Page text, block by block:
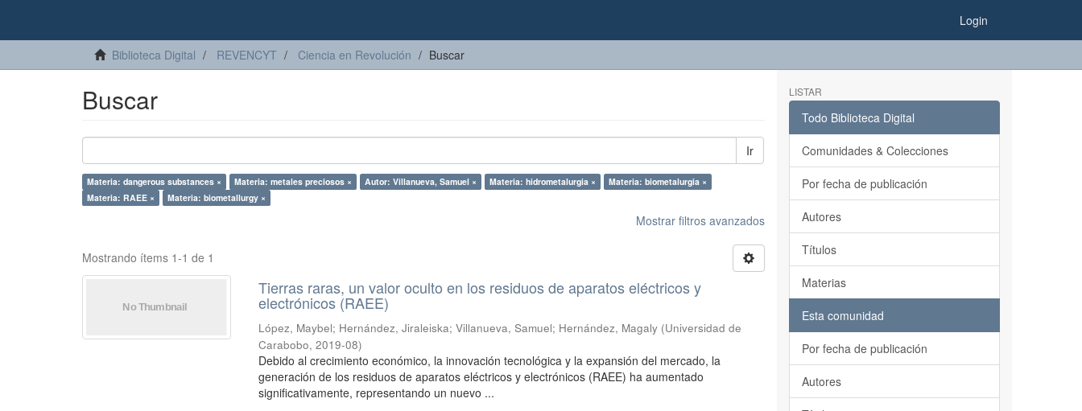
Login
Biblioteca Digital REVENCYT Ciencia en Revolución Buscar
Buscar
Ir
Materia: dangerous substances × Materia: metales preciosos × Autor: Villanueva, Samuel × Materia: hidrometalurgia ×
Materia: biometalurgia ×
Materia: RAEE ×
Materia: biometallurgy ×
Mostrar filtros avanzados
Mostrando ítems 1-1 de 1
Tierras raras, un valor oculto en los residuos de aparatos eléctricos y
electrónicos (RAEE)
López, Maybel; Hernández, Jiraleiska;Villanueva, Samuel; Hernández, Magaly (Universidad de
Carabobo,2019-08)
Debido al crecimiento económico, la innovación tecnológica y la expansión del mercado, la
generación de los residuos de aparatos eléctricos y electrónicos (RAEE) ha aumentado
significativamente, representando un nuevo ...
LISTAR
Todo Biblioteca Digital
Comunidades & Colecciones
Por fecha de publicación
Autores
Títulos
Materias
Esta comunidad
Por fecha de publicación
Autores